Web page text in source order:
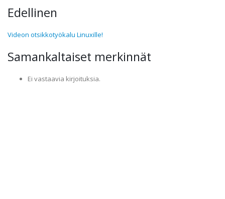
Edellinen
Videon otsikkotyökalu Linuxille!
Samankaltaiset merkinnät
Ei vastaavia kirjoituksia.